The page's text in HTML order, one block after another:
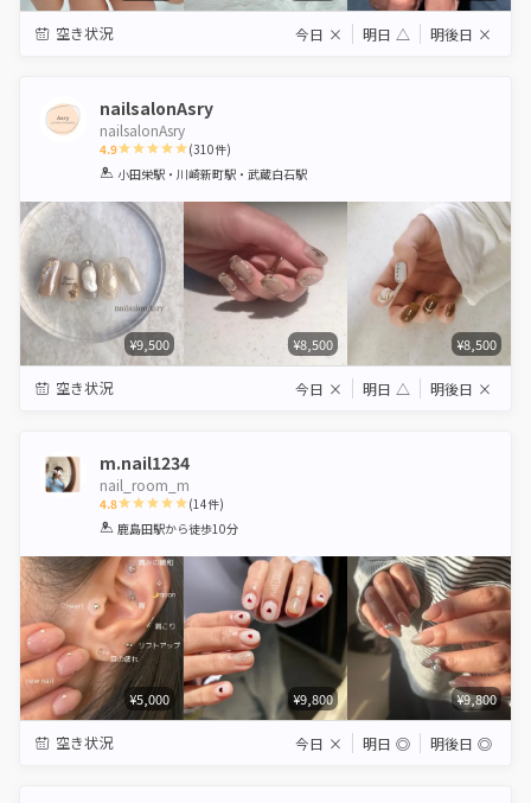
空き状況 今日 × 明日 △ 明後日 ×
nailsalonAsry
nailsalonAsry
4.9
1 2 3 4 5
(310件)
小田栄駅・川崎新町駅・武蔵白石駅
¥9,500 ¥8,500 ¥8,500
空き状況 今日 × 明日 △ 明後日 ×
m.nail1234
nail_room_m
4.8
1 2 3 4 5
(14件)
鹿島田駅から徒歩10分
¥5,000 ¥9,800 ¥9,800
空き状況 今日 × 明日 ◎ 明後日 ◎